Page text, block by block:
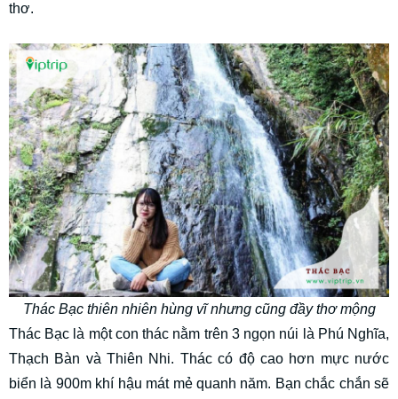
thơ.
Thác Bạc thiên nhiên hùng vĩ nhưng cũng đầy thơ mộng
Thác Bạc là một con thác nằm trên 3 ngọn núi là Phú Nghĩa,
Thạch Bàn và Thiên Nhi. Thác có độ cao hơn mực nước
biển là 900m khí hậu mát mẻ quanh năm. Bạn chắc chắn sẽ